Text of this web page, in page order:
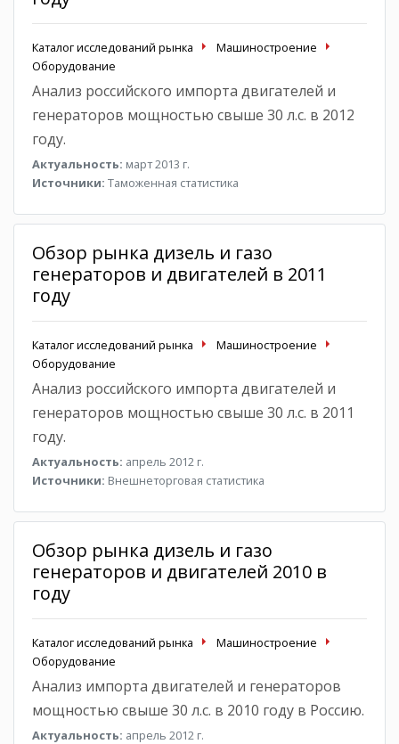
Каталог исследований рынка
Машиностроение
Оборудование
Анализ российского импорта двигателей и
генераторов мощностью свыше 30 л.с. в 2012
году.
Актуальность: март 2013 г.
Источники: Таможенная статистика
Обзор рынка дизель и газо
генераторов и двигателей в 2011
году
Каталог исследований рынка
Машиностроение
Оборудование
Анализ российского импорта двигателей и
генераторов мощностью свыше 30 л.с. в 2011
году.
Актуальность: апрель 2012 г.
Источники: Внешнеторговая статистика
Обзор рынка дизель и газо
генераторов и двигателей 2010 в
году
Каталог исследований рынка
Машиностроение
Оборудование
Анализ импорта двигателей и генераторов
мощностью свыше 30 л.с. в 2010 году в Россию.
Актуальность: апрель 2012 г.